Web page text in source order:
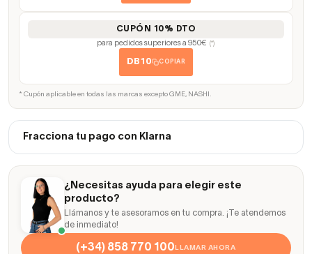
CUPÓN 10% DTO
para pedidos superiores a 950€ (*)
DB10 COPIAR
* Cupón aplicable en todas las marcas excepto GME, NASHI.
Fracciona tu pago con Klarna
¿Necesitas ayuda para elegir este
producto?
Llámanos y te asesoramos en tu compra. ¡Te atendemos
de inmediato!
(+34) 858 770 100LLAMAR AHORA